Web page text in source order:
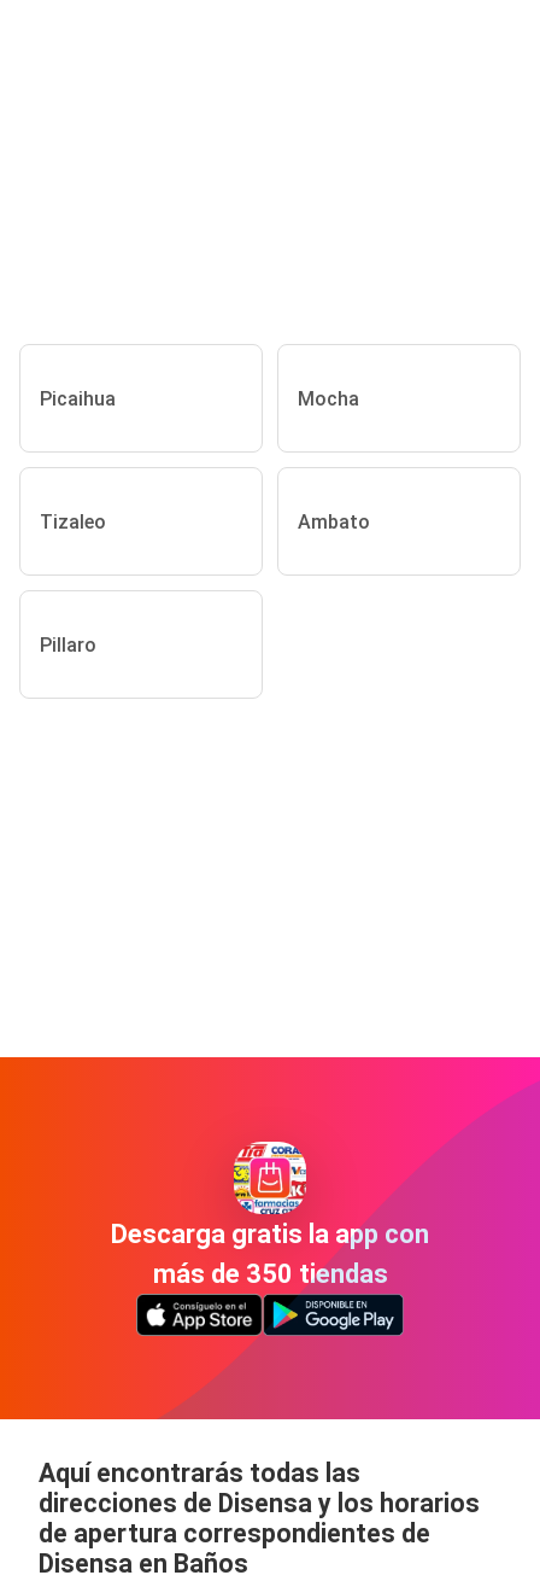
Picaihua Mocha
Tizaleo Ambato
Pillaro
Descarga gratis la app con
más de 350 tiendas
Aquí encontrarás todas las
direcciones de Disensa y los horarios
de apertura correspondientes de
Disensa en Baños